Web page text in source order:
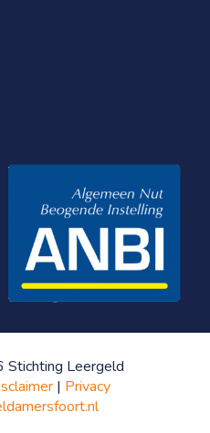
Leergeld
| Privacy